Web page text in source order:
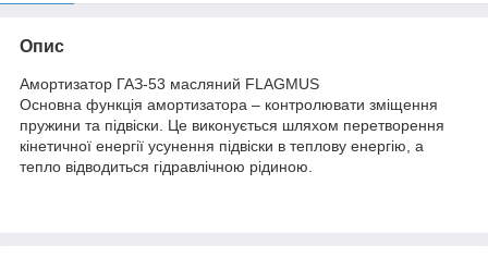
Опис
Амортизатор ГАЗ-53 масляний FLAGMUS
Основна функція амортизатора – контролювати зміщення
пружини та підвіски. Це виконується шляхом перетворення
кінетичної енергії усунення підвіски в теплову енергію, а
тепло відводиться гідравлічною рідиною.